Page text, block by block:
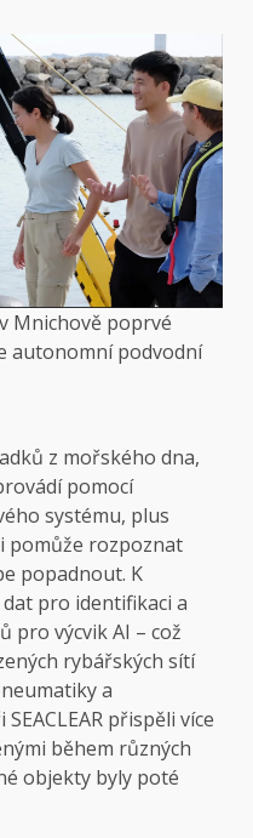
Mnichově poprvé
autonomní podvodní
z mořského dna,
pomocí
systému, plus
pomůže rozpoznat
popadnout. K
pro identifikaci a
pro výcvik AI – což
rybářských sítí
a
přispěli více
během různých
objekty byly poté